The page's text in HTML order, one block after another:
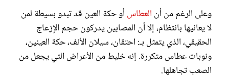
وعلى الرغم من أن العطاسأو حكة العين قد تبدو بسيطة لمن
لا يعانيها بانتظام، إلا أن المصابين يدركون حجم الإزعاج
الحقيقي، الذي يتمثل بـ: احتقان، سيلان الأنف، حكة العينين،
ونوبات عطاس متكررة. إنه خليط من الأعراض التي يجعل من
الصعب تجاهلها.